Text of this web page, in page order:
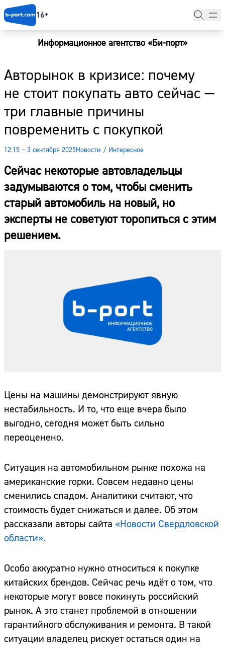
16+
Информационное агентство «Би-порт»
Авторынок в кризисе: почему
не стоит покупать авто сейчас —
три главные причины
повременить с покупкой
12:15 – 3 сентября 2025Новости / Интересное
Сейчас некоторые автовладельцы
задумываются о том, чтобы сменить
старый автомобиль на новый, но
эксперты не советуют торопиться с этим
решением.
Цены на машины демонстрируют явную
нестабильность. И то, что еще вчера было
выгодно, сегодня может быть сильно
переоценено.
Ситуация на автомобильном рынке похожа на
американские горки. Совсем недавно цены
сменились спадом. Аналитики считают, что
стоимость будет снижаться и далее. Об этом
рассказали авторы сайта «Новости Свердловской
области».
Особо аккуратно нужно относиться к покупке
китайских брендов. Сейчас речь идёт о том, что
некоторые могут вовсе покинуть российский
рынок. А это станет проблемой в отношении
гарантийного обслуживания и ремонта. В такой
ситуации владелец рискует остаться один на
Новости
Наши гости
Фоторепортажи
Погода
Курсы валют